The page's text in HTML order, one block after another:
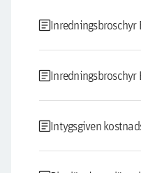
articleInredningsbroschyr
articleInredningsbroschyr
articleIntygsgiven